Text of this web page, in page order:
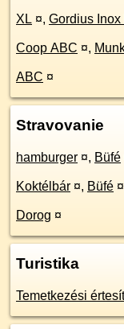
XL ¤, Gordius Inox
Coop ABC ¤,
ABC ¤
Stravovanie
hamburger ¤, Büfé
Koktélbár ¤, Büfé ¤
Dorog ¤
Turistika
Temetkezési